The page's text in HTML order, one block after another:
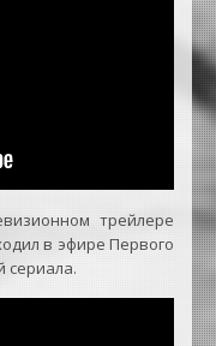
трейлере
в эфире Первого
сериала.